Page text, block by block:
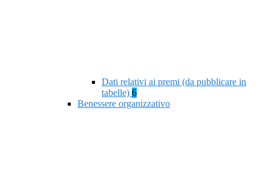
Dati relativi ai premi (da pubblicare in
tabelle) 6
Benessere organizzativo